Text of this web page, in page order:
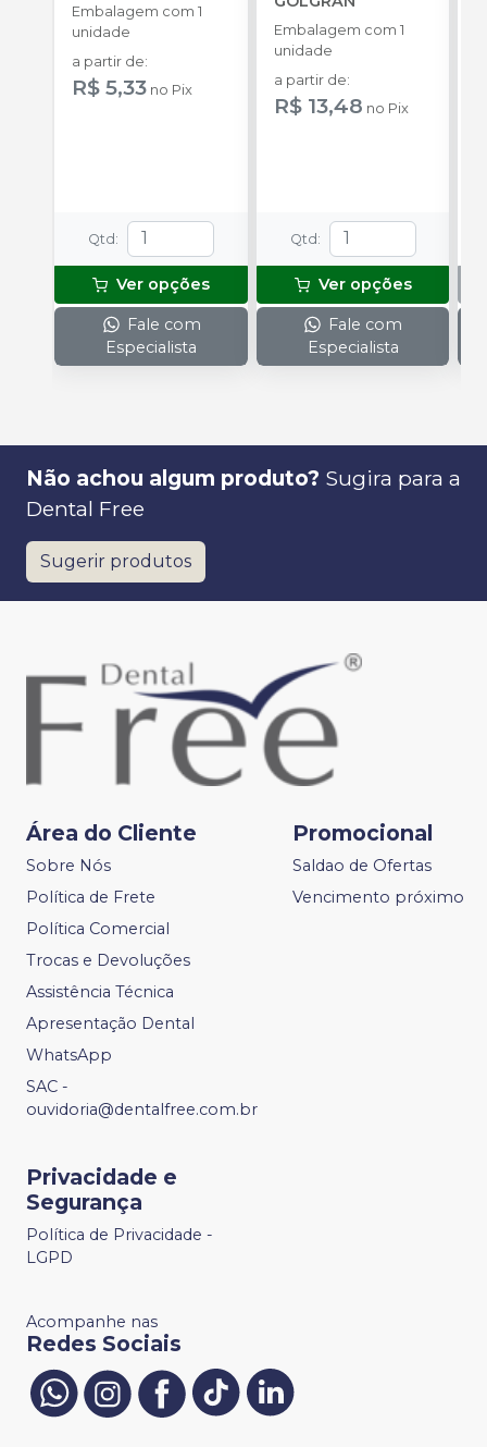
Embalagem com 1
unidade
a partir de:
R$ 5,33 no Pix
Qtd :
Ver opções
Fale com
Especialista
Embalagem com 1
unidade
a partir de:
R$ 13,48 no Pix
Qtd :
Ver opções
Fale com
Especialista
Não achou algum produto? Sugira para a
Dental Free
Sugerir produtos
Área do Cliente
Sobre Nós
Política de Frete
Política Comercial
Trocas e Devoluções
Assistência Técnica
Apresentação Dental
WhatsApp
SAC -
ouvidoria@dentalfree.com.br
Promocional
Saldao de Ofertas
Vencimento próximo
Privacidade e
Segurança
Política de Privacidade -
LGPD
Acompanhe nas
Redes Sociais